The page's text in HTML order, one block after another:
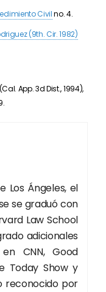
Civilno. 4.
(9th. Cir. 1982)
App. 3d Dist., 1994),
Los Ángeles, el
se graduó con
Law School
adicionales
CNN, Good
Today Show y
reconocido por